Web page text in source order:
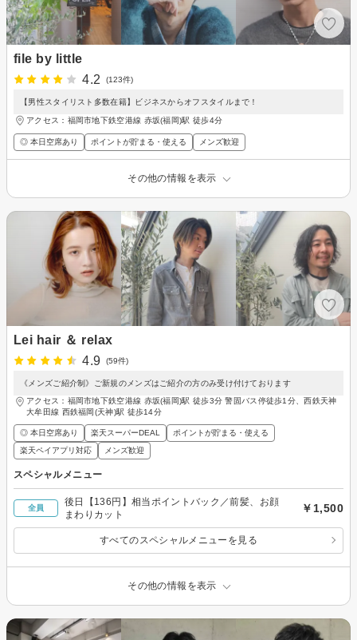
file by little
4.2
(123件)
【男性スタイリスト多数在籍】ビジネスからオフスタイルまで！
アクセス：福岡市地下鉄空港線 赤坂(福岡)駅 徒歩4分
◎ 本日空席あり ポイントが貯まる・使える メンズ歓迎
その他の情報を表示
Lei hair ＆ relax
4.9
(59件)
《メンズご紹介制》ご新規のメンズはご紹介の方のみ受け付けております
アクセス：福岡市地下鉄空港線 赤坂(福岡)駅 徒歩3分 警固バス停徒歩1分、西鉄天神
大牟田線 西鉄福岡(天神)駅 徒歩14分
◎ 本日空席あり 楽天スーパーDEAL
ポイントが貯まる・使える
楽天ペイアプリ対応
メンズ歓迎
スペシャルメニュー
全員
後日【136円】相当ポイントバック／前髪、お顔
まわりカット
￥1,500
すべてのスペシャルメニューを見る
その他の情報を表示